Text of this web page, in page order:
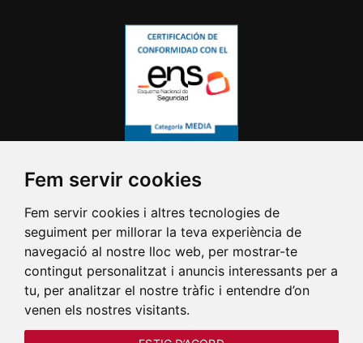
Fem servir cookies
Fem servir cookies i altres tecnologies de
seguiment per millorar la teva experiència de
navegació al nostre lloc web, per mostrar-te
contingut personalitzat i anuncis interessants per a
tu, per analitzar el nostre tràfic i entendre d’on
venen els nostres visitants.